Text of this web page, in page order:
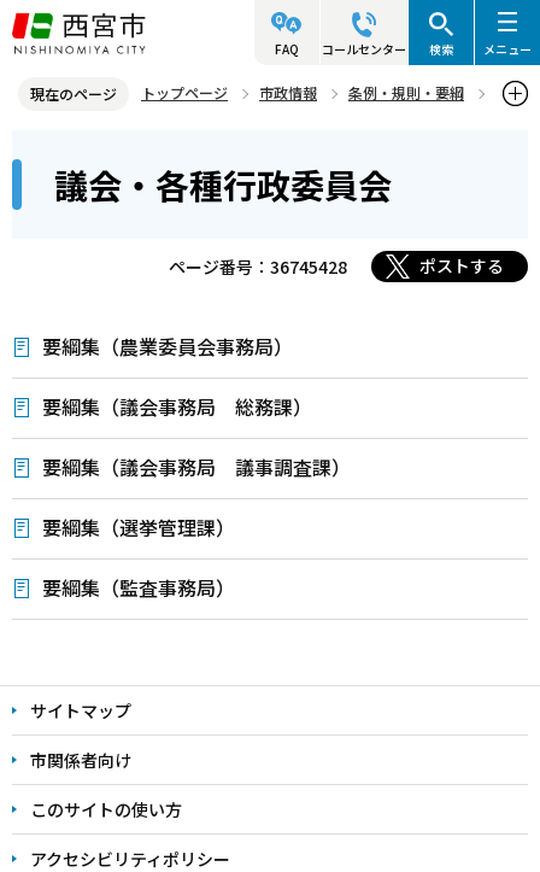
こ
の
ジ
先
FAQ コールセンター 検索 メニュー
現在のページ トップページ 市政情報
条例・規則・要綱
こ
議会・各種行政委員会
ページ番号：36745428 ポストする
要綱集（農業委員会事務局）
要綱集（議会事務局 総務課）
要綱集（議会事務局 議事調査課）
要綱集（選挙管理課）
要綱集（監査事務局）
文
こ
こ
ま
で
サイトマップ
市関係者向け
このサイトの使い方
アクセシビリティポリシー